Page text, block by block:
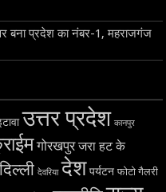
बना प्रदेश का नंबर-1, महराजगंज
उत्तर प्रदेश कानपुर
गोरखपुर जरा हट के
दिल्ली देवरिया देश पर्यटन फोटो गैलरी